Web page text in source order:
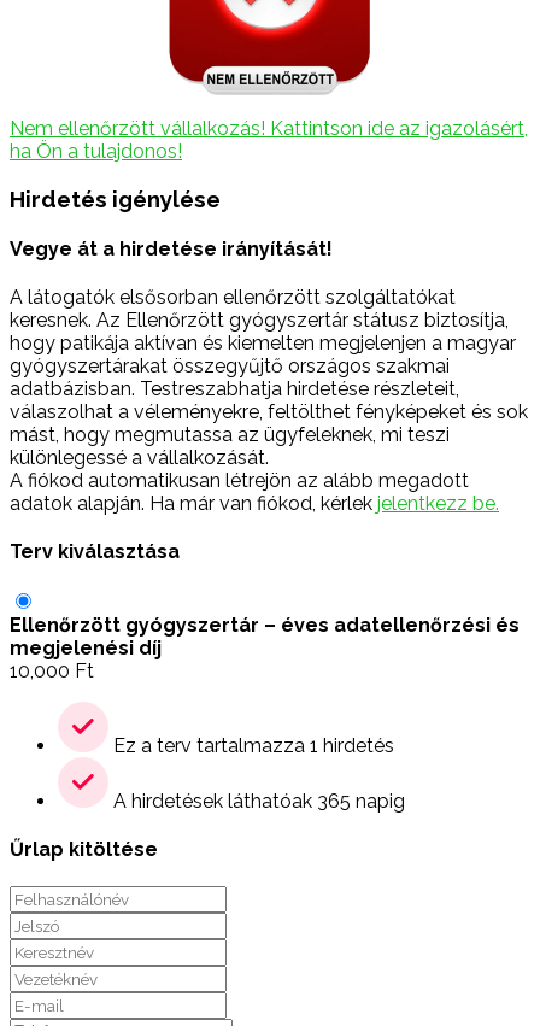
Nem ellenőrzött vállalkozás! Kattintson ide az igazolásért,
ha Ön a tulajdonos!
Hirdetés igénylése
Vegye át a hirdetése irányítását!
A látogatók elsősorban ellenőrzött szolgáltatókat
keresnek. Az Ellenőrzött gyógyszertár státusz biztosítja,
hogy patikája aktívan és kiemelten megjelenjen a magyar
gyógyszertárakat összegyűjtő országos szakmai
adatbázisban. Testreszabhatja hirdetése részleteit,
válaszolhat a véleményekre, feltölthet fényképeket és sok
mást, hogy megmutassa az ügyfeleknek, mi teszi
különlegessé a vállalkozását.
A fiókod automatikusan létrejön az alább megadott
adatok alapján. Ha már van fiókod, kérlek jelentkezz be.
Terv kiválasztása
Ellenőrzött gyógyszertár – éves adatellenőrzési és
megjelenési díj
10,000 Ft
Ez a terv tartalmazza 1 hirdetés
A hirdetések láthatóak 365 napig
Űrlap kitöltése